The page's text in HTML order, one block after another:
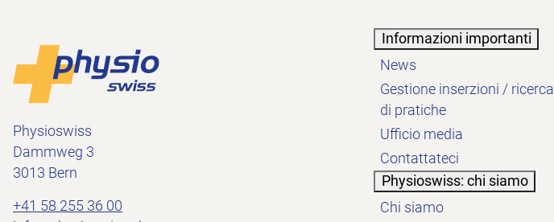
Piè di pagina
Physioswiss
Dammweg 3
3013 Bern
+41 58 255 36 00
Informazioni importanti
News
Gestione inserzioni / ricerca
di pratiche
Ufficio media
Contattateci
Physioswiss: chi siamo
Chi siamo